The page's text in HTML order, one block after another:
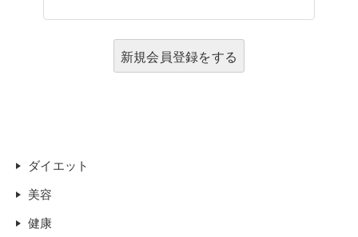
新規会員登録をする
ダイエット
美容
健康